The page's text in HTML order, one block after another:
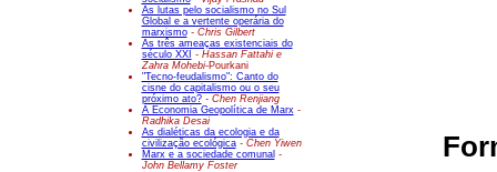
As lutas pelo socialismo no Sul
Global e a vertente operária do
marxismo- Chris Gilbert
As três ameaças existenciais do
século XXI - Hassan Fattahi e
Zahra Mohebi-Pourkani
"Tecno-feudalismo": Canto do
cisne do capitalismo ou o seu
próximo ato? - Chen Renjiang
A Economia Geopolítica de Marx-
Radhika Desai
As dialéticas da ecologia e da
civilização ecológica - Chen Yiwen
Marx e a sociedade comunal -
John Bellamy Foster